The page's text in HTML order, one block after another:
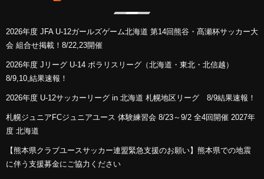
2026年度 JFA U-12ガールズゲーム北海道 第14回熊谷・髙瀬杯サッカー大
会 組合せ掲載！8/22,23開催
2026年度 Jリーグ U-14 ポラリスリーグ（北海道・東北・北信越）
8/9,10,結果速報！
2026年度 U-12サッカーリーグ in 北海道 札幌地区リーグ 8/9結果速報！
札幌ジュニアFCジュニアユース 体験練習会 8/23～9/2 全4回開催 2027年
度 北海道
【熊本県クラブユースサッカー連盟緊急支援のお願い】熊本県での地震
に伴う支援募金にご協力ください